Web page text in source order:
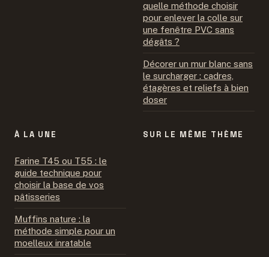
quelle méthode choisir
pour enlever la colle sur
une fenêtre PVC sans
dégâts ?
Décorer un mur blanc sans
le surcharger : cadres,
étagères et reliefs à bien
doser
À LA UNE
Farine T45 ou T55 : le
guide technique pour
choisir la base de vos
pâtisseries
Muffins nature : la
méthode simple pour un
moelleux inratable
SUR LE MÊME THÈME